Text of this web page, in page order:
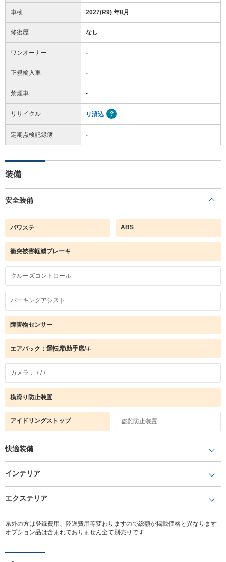
車検 2027(R9) 年8月
修復歴 なし
ワンオーナー -
正規輸入車 -
禁煙車 -
リサイクル リ済込
定期点検記録簿 -
装備
安全装備
パワステ ABS
衝突被害軽減ブレーキ
クルーズコントロール
パーキングアシスト
障害物センサー
エアバック：運転席/助手席/-/-
カメラ：-/-/-/-
横滑り防止装置
アイドリングストップ 盗難防止装置
快適装備
インテリア
エクステリア
県外の方は登録費用、陸送費用等変わりますので総額が掲載価格と異なります
オプション品は含まれておりません全て別売りです